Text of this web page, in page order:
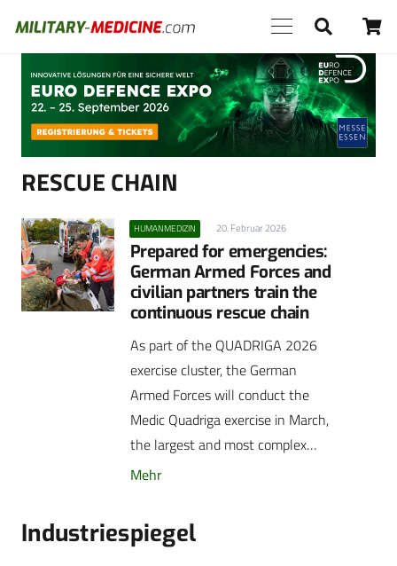
Anzeige
RESCUE CHAIN
HUMANMEDIZIN 20. Februar 2026
Prepared for emergencies:
German Armed Forces and
civilian partners train the
continuous rescue chain
As part of the QUADRIGA 2026
exercise cluster, the German
Armed Forces will conduct the
Medic Quadriga exercise in March,
the largest and most complex…
Mehr
Industriespiegel